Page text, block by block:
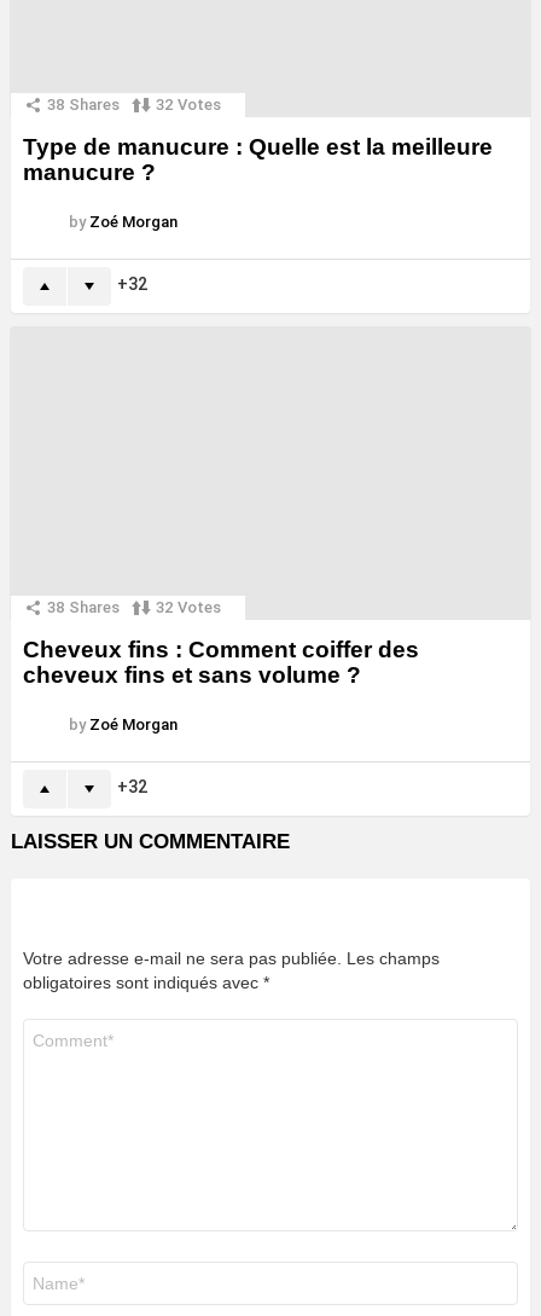
38 Shares 32 Votes
Type de manucure : Quelle est la meilleure
manucure ?
by Zoé Morgan
32
38 Shares 32 Votes
Cheveux fins : Comment coiffer des
cheveux fins et sans volume ?
by Zoé Morgan
32
LAISSER UN COMMENTAIRE
Votre adresse e-mail ne sera pas publiée. Les champs
obligatoires sont indiqués avec *